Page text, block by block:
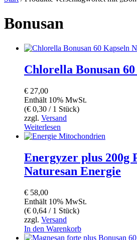
Bonusan
Chlorella Bonusan
€ 27,00
Enthält 10% MwSt.
(€ 0,30 / 1 Stück)
zzgl. Versand
Weiterlesen
Energyzer plus 200g
Naturesan Energie
€ 58,00
Enthält 10% MwSt.
(€ 0,64 / 1 Stück)
zzgl. Versand
In den Warenkorb